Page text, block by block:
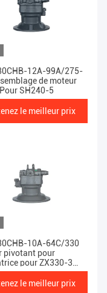
12A-99A/275-
de moteur
SH240-5
le meilleur prix
10A-64C/330
pivotant pour
pour ZX330-3
3
le meilleur prix